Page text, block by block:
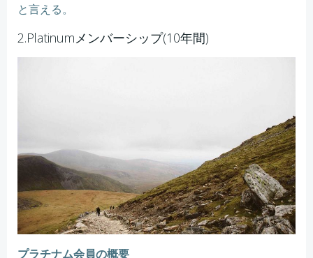
と言える。
2.Platinumメンバーシップ(10年間)
プラチナム会員の概要